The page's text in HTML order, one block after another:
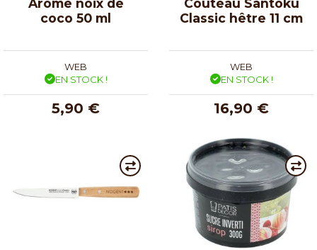
coco 50 ml
WEB
EN STOCK !
5,90 €
Classic hêtre 11 cm
WEB
EN STOCK !
16,90 €